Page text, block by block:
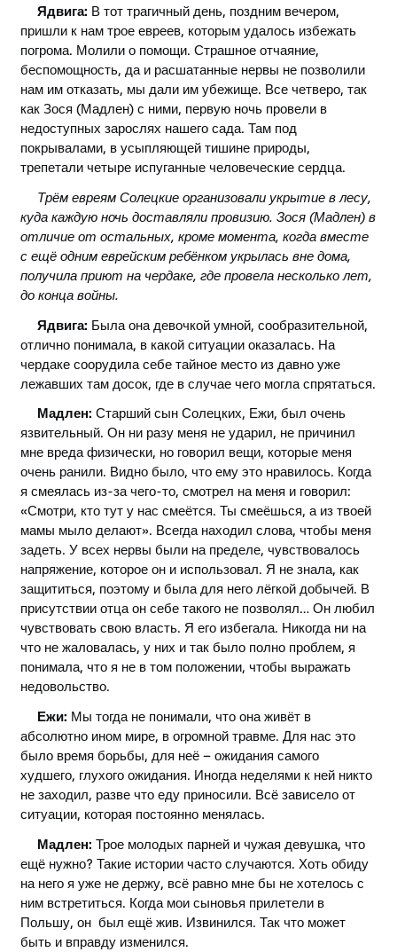
Ядвига: В тот трагичный день, поздним вечером,
пришли к нам трое евреев, которым удалось избежать
погрома. Молили о помощи. Страшное отчаяние,
беспомощность, да и расшатанные нервы не позволили
нам им отказать, мы дали им убежище. Все четверо, так
как Зося (Мадлен) с ними, первую ночь провели в
недоступных зарослях нашего сада. Там под
покрывалами, в усыпляющей тишине природы,
трепетали четыре испуганные человеческие сердца.
Трём евреям Солецкие организовали укрытие в лесу,
куда каждую ночь доставляли провизию. Зося (Мадлен) в
отличие от остальных, кроме момента, когда вместе
с ещё одним еврейским ребёнком укрылась вне дома,
получила приют на чердаке, где провела несколько лет,
до конца войны.
Ядвига: Была она девочкой умной, сообразительной,
отлично понимала, в какой ситуации оказалась. На
чердаке соорудила себе тайное место из давно уже
лежавших там досок, где в случае чего могла спрятаться.
Мадлен: Старший сын Солецких, Ежи, был очень
язвительный. Он ни разу меня не ударил, не причинил
мне вреда физически, но говорил вещи, которые меня
очень ранили. Видно было, что ему это нравилось. Когда
я смеялась из-за чего-то, смотрел на меня и говорил:
«Смотри, кто тут у нас смеётся. Ты смеёшься, а из твоей
мамы мыло делают». Всегда находил слова, чтобы меня
задеть. У всех нервы были на пределе, чувствовалось
напряжение, которое он и использовал. Я не знала, как
защититься, поэтому и была для него лёгкой добычей. В
присутствии отца он себе такого не позволял… Он любил
чувствовать свою власть. Я его избегала. Никогда ни на
что не жаловалась, у них и так было полно проблем, я
понимала, что я не в том положении, чтобы выражать
недовольство.
Ежи: Мы тогда не понимали, что она живёт в
абсолютно ином мире, в огромной травме. Для нас это
было время борьбы, для неё – ожидания самого
худшего, глухого ожидания. Иногда неделями к ней никто
не заходил, разве что еду приносили. Всё зависело от
ситуации, которая постоянно менялась.
Мадлен: Трое молодых парней и чужая девушка, что
ещё нужно? Такие истории часто случаются. Хоть обиду
на него я уже не держу, всё равно мне бы не хотелось с
ним встретиться. Когда мои сыновья прилетели в
Польшу, он был ещё жив. Извинился. Так что может
быть и вправду изменился.